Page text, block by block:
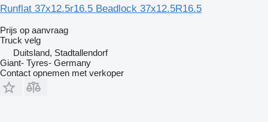
Runflat 37x12.5r16.5 Beadlock 37x12.5R16.5
Prijs op aanvraag
Truck velg
Duitsland, Stadtallendorf
Giant- Tyres- Germany
Contact opnemen met verkoper